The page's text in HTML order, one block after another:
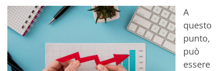
A
questo
punto,
può
essere